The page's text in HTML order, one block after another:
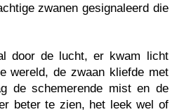
zwanen gesignaleerd die
door de lucht, er kwam licht
wereld, de zwaan kliefde met
de schemerende mist en de
beter te zien, het leek wel of